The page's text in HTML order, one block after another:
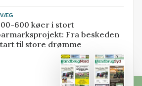
600 køer i stort
Fra beskeden
til store drømme